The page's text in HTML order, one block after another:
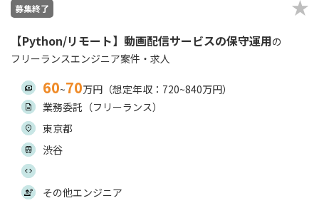
募集終了
【Python/リモート】動画配信サービスの保守運用の
フリーランスエンジニア案件・求人
60~70万円（想定年収：720~840万円）
業務委託（フリーランス）
東京都
渋谷
その他エンジニア